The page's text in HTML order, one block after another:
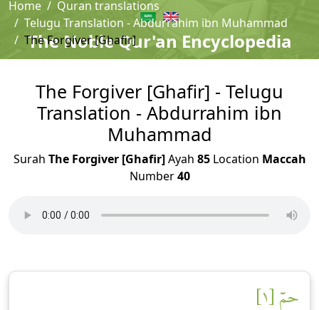
The Noble Qur'an Encyclopedia
Home
Quran translations
Telugu Translation - Abdurrahim ibn Muhammad
The Forgiver [Ghafir]
The Forgiver [Ghafir] - Telugu
Translation - Abdurrahim ibn
Muhammad
Surah The Forgiver [Ghafir]Ayah 85Location Maccah
Number40
حمٓ [١]